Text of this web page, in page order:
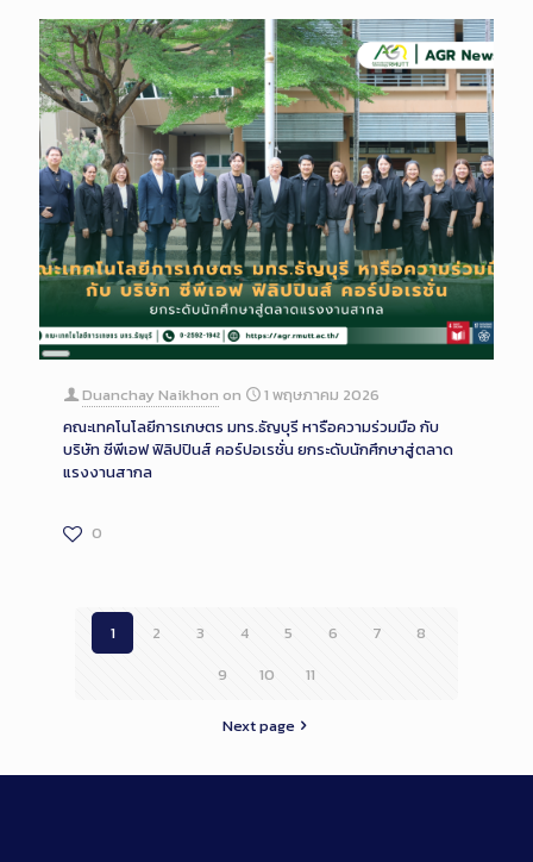
Long
Description
Duanchay Naikhon on
1 พฤษภาคม 2026
คณะเทคโนโลยีการเกษตร มทร.ธัญบุรี หารือความร่วมมือ กับ
บริษัท ซีพีเอฟ ฟิลิปปินส์ คอร์ปอเรชั่น ยกระดับนักศึกษาสู่ตลาด
แรงงานสากล
0
1 2 3 4 5 6 7
8
9
10 11
Next page